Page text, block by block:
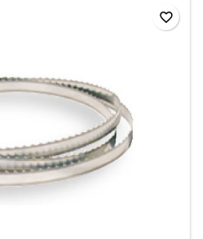
favorite_border